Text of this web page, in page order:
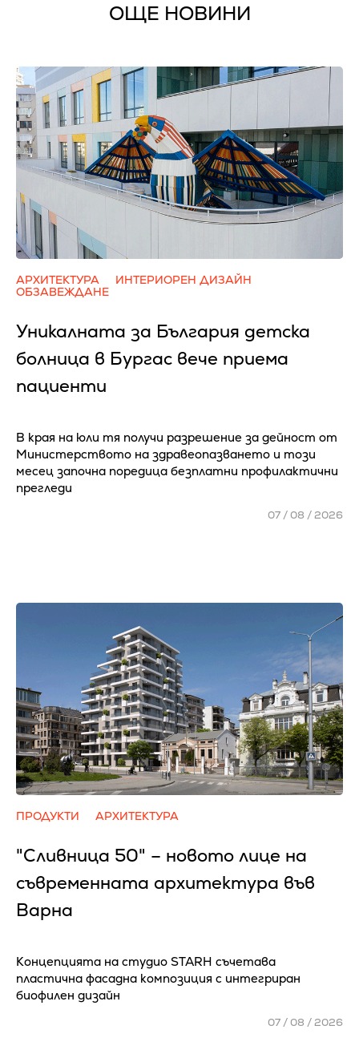
ОЩЕ НОВИНИ
АРХИТЕКТУРА
ИНТЕРИОРЕН ДИЗАЙН
ОБЗАВЕЖДАНЕ
Уникалната за България детска
болница в Бургас вече приема
пациенти
В края на юли тя получи разрешение за дейност от
Министерството на здравеопазването и този
месец започна поредица безплатни профилактични
прегледи
07 / 08 / 2026
ПРОДУКТИ АРХИТЕКТУРА
"Сливница 50" – новото лице на
съвременната архитектура във
Варна
Концепцията на студио STARH съчетава
пластична фасадна композиция с интегриран
биофилен дизайн
07 / 08 / 2026